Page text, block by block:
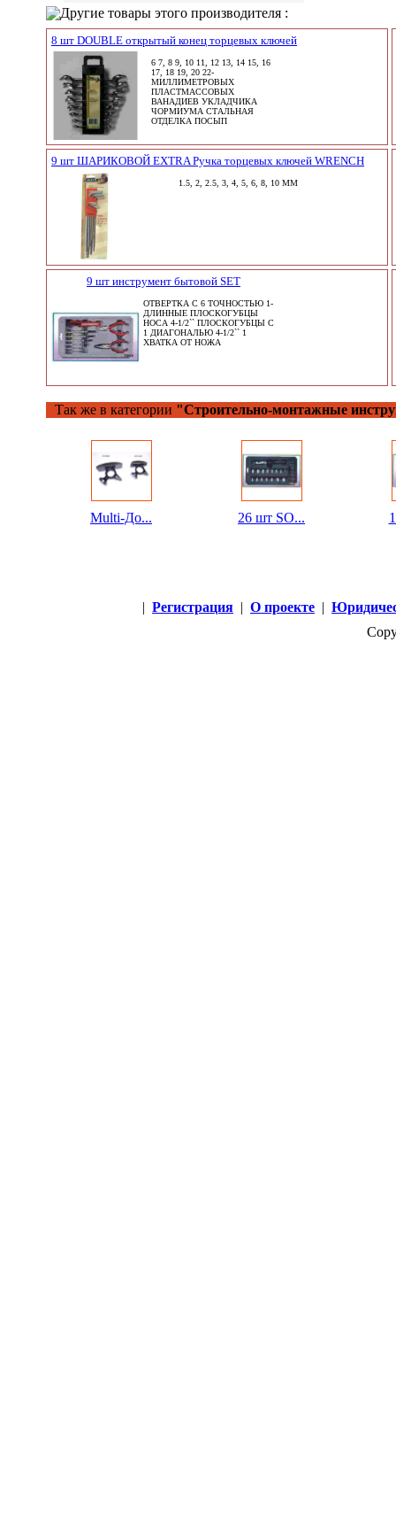
Другие товары этого производителя :
8 шт DOUBLE открытый конец торцевых ключей
6 7, 8 9, 10 11, 12 13, 14 15, 16
17, 18 19, 20 22-
МИЛЛИМЕТРОВЫХ
ПЛАСТМАССОВЫХ
ВАНАДИЕВ УКЛАДЧИКА
ЧОРМИУМА СТАЛЬНАЯ
ОТДЕЛКА ПОСЫП
9 шт ШАРИКОВОЙ EXTRA Ручка торцевых ключей WRENCH
1.5, 2, 2.5, 3, 4, 5, 6, 8, 10 ММ
9 шт инструмент бытовой SET
ОТВЕРТКА С 6 ТОЧНОСТЬЮ 1-
ДЛИННЫЕ ПЛОСКОГУБЦЫ
НОСА 4-1/2`` ПЛОСКОГУБЦЫ С
1 ДИАГОНАЛЬЮ 4-1/2`` 1
ХВАТКА ОТ НОЖА
Так же в категории "Строительно-монтажные
Multi-До... 26 шт SO...
| Регистрация | О проекте |